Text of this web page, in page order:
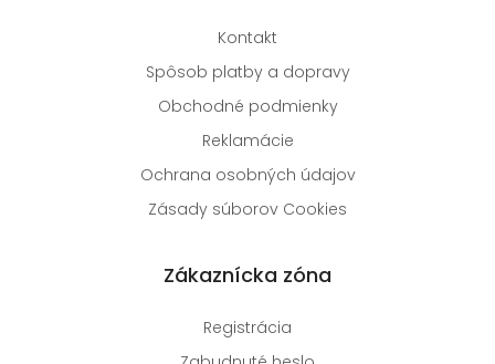
Kontakt
Spôsob platby a dopravy
Obchodné podmienky
Reklamácie
Ochrana osobných údajov
Zásady súborov Cookies
Zákaznícka zóna
Registrácia